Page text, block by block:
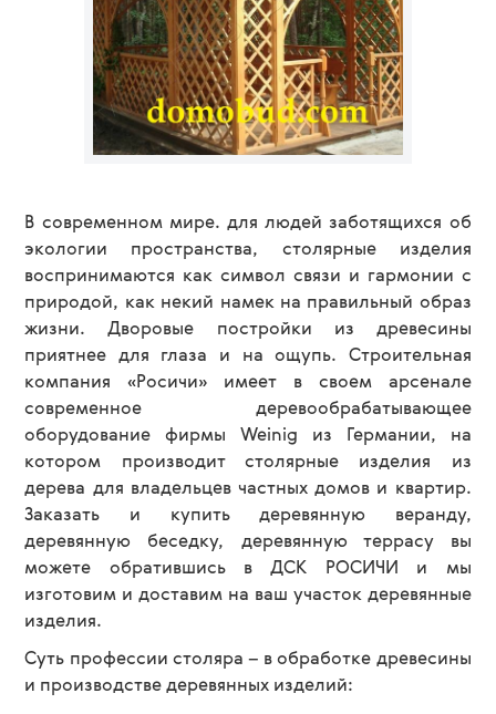
В современном мире. для людей заботящихся об
экологии пространства, столярные изделия
воспринимаются как символ связи и гармонии с
природой, как некий намек на правильный образ
жизни. Дворовые постройки из древесины
приятнее для глаза и на ощупь. Строительная
компания «Росичи» имеет в своем арсенале
современное деревообрабатывающее
оборудование фирмы Weinig из Германии, на
котором производит столярные изделия из
дерева для владельцев частных домов и квартир.
Заказать и купить деревянную веранду,
деревянную беседку, деревянную террасу вы
можете обратившись в ДСК РОСИЧИ и мы
изготовим и доставим на ваш участок деревянные
изделия.
Суть профессии столяра – в обработке древесины
и производстве деревянных изделий: